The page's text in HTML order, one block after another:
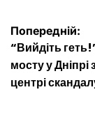
Попередній:
“Вийдіть
мосту у Дніпрі
центрі